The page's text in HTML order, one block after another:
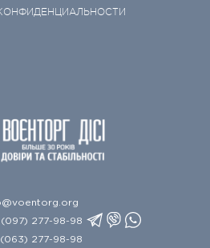
277-98-98
277-98-98